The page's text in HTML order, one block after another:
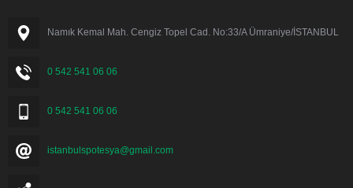
Namık Kemal Mah. Cengiz Topel Cad. No:33/A Ümraniye/İSTANBUL
0 542 541 06 06
0 542 541 06 06
istanbulspotesya@gmail.com